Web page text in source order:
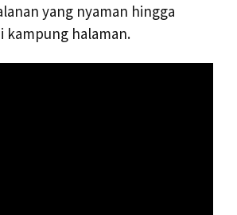
yang nyaman hingga
kampung halaman.